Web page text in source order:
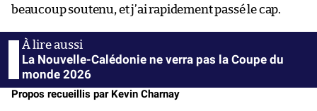
beaucoup soutenu, et j’ai rapidement passé le cap.
La Nouvelle-Calédonie ne verra pas la Coupe du
monde 2026
Propos recueillis par Kevin Charnay